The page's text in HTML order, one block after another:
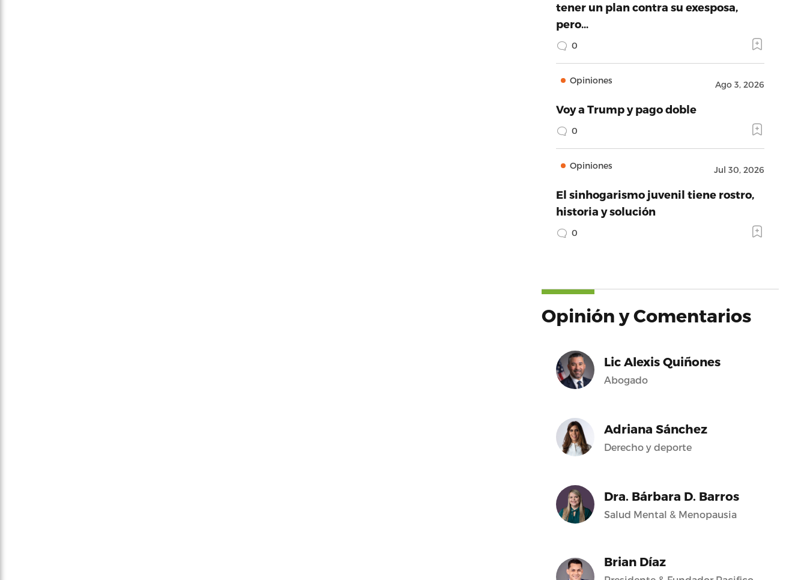
tener un plan contra su exesposa,
pero…
0
Opiniones Ago 3, 2026
Voy a Trump y pago doble
0
Opiniones Jul 30, 2026
El sinhogarismo juvenil tiene rostro,
historia y solución
0
Opinión y Comentarios
Lic Alexis Quiñones
Abogado
Adriana Sánchez
Derecho y deporte
Dra. Bárbara D. Barros
Salud Mental & Menopausia
Brian Díaz